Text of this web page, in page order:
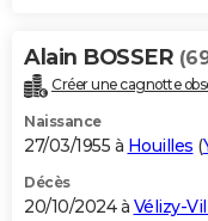
Alain BOSSER
Créer une cagnotte
Naissance
27/03/1955 à Houilles (
Décès
20/10/2024 à Vélizy-